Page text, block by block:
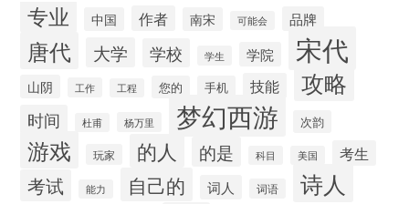
专业 中国 作者 南宋 可能会 品牌
唐代 大学 学校 学生 学院 宋代
山阴 工作 工程 您的 手机 技能 攻略
时间 杜甫 杨万里 梦幻西游 次韵
游戏 玩家 的人 的是 科目 美国 考生
考试 能力 自己的 词人 词语 诗人